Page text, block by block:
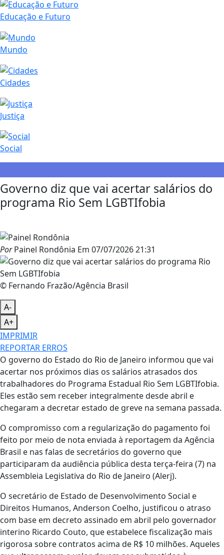
Educação e Futuro
Mundo
Cidades
Justiça
Social
Governo diz que vai acertar salários do
programa Rio Sem LGBTIfobia
PorPainel Rondônia Em 07/07/2026 21:31
© Fernando Frazão/Agência Brasil
A-
A+
IMPRIMIR
REPORTAR ERROS
O governo do Estado do Rio de Janeiro informou que vai
acertar nos próximos dias os salários atrasados dos
trabalhadores do Programa Estadual Rio Sem LGBTIfobia.
Eles estão sem receber integralmente desde abril e
chegaram a decretar estado de greve na semana passada.
O compromisso com a regularização do pagamento foi
feito por meio de nota enviada à reportagem da Agência
Brasil e nas falas de secretários do governo que
participaram da audiência pública desta terça-feira (7) na
Assembleia Legislativa do Rio de Janeiro (Alerj).
O secretário de Estado de Desenvolvimento Social e
Direitos Humanos, Anderson Coelho, justificou o atraso
com base em decreto assinado em abril pelo governador
interino Ricardo Couto, que estabelece fiscalização mais
rigorosa sobre contratos acima de R$ 10 milhões. Aqueles